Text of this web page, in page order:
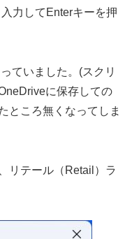
力してEnterキーを押
ていました。(スクリ
に保存しての
ところ無くなってしま
リテール（Retail）ラ